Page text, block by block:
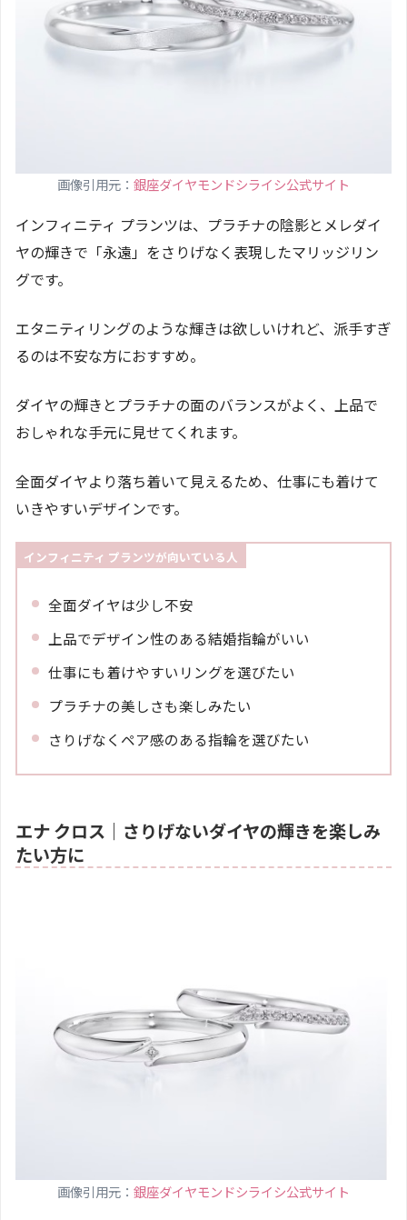
画像引用元： 銀座ダイヤモンドシライシ公式サイト
インフィニティ プランツは、プラチナの陰影とメレダイ
ヤの輝きで「永遠」をさりげなく表現したマリッジリン
グです。
エタニティリングのような輝きは欲しいけれど、派手すぎ
るのは不安な方におすすめ。
ダイヤの輝きとプラチナの面のバランスがよく、上品で
おしゃれな手元に見せてくれます。
全面ダイヤより落ち着いて見えるため、仕事にも着けて
いきやすいデザインです。
インフィニティ プランツが向いている人
全面ダイヤは少し不安
上品でデザイン性のある結婚指輪がいい
仕事にも着けやすいリングを選びたい
プラチナの美しさも楽しみたい
さりげなくペア感のある指輪を選びたい
エナ クロス｜さりげないダイヤの輝きを楽しみ
たい方に
画像引用元： 銀座ダイヤモンドシライシ公式サイト